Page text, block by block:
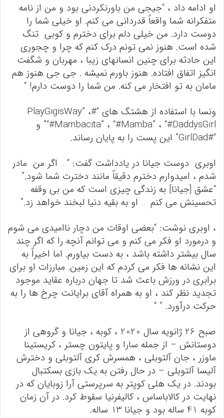
او ادامه داد ، “جیجی من باورنکردنی بود و من از نامه
متفکرانه شما واقعاً قدردانی می کنم. او خیلی شما را
دوست دارد. من خیلی دلم برای دخترم و کوبی تنگ
شده است. هنوز نمی تونم درک کنم که چرا و چجوری
این حادثه برای چنین انسانهای زیبا ، مهربان و شگفت
انگیز اتفاق افتاده. هنوز باورم نمیشه . جی جی هنوز هم
مامان به تو افتخار می کنه. من شما را دوست دارم! “
ونسا با استفاده از هشتگ های “#PlayGigisWay” ،
“#Mambacita” ، “#Mamba” ، “#DaddysGirl” و
“#GirlDad” این پست را به پایان رساند.
اوبری دوست جیانا در یادداشت گفت: “… اگر من مادر
شدم ، امیدوارم دخترم دقیقاً مانند دخترت شما شود.”
“عشق [جیانا] به زندگی چیزی است که من بی وقفه
تحسینش می کنم … او به بقیه دنیا لبخند خواهد زد.”
، اوبری نوشت: “بعضی اوقات من دچار ناامیدی می شوم
و درمورد او فکر می کنم و می توانم آنچه را که اگر چند
سال بیشتر داشته باشد ، به دست بیاورم. اما اخیراً به
این نشانه ها فکر می کردم که این زمین. مبارزات او برای
برابری در ورزش باعث شد تا جهان درباره عقاید موجود
تجدید نظر کند ، او به همراه آقای برایانت چرخ ها را به
حرکت درآورد. ” “
صبح 26 ژانویه سال 2020 ، کوبه ، جیانا و گروهی از
دوستانش – از جمله سارا و پایتون چستر ، کریستینا
ماوزر ، جان آلتوبلی ، همسرش کری آلتوبلی و دخترش
آلیسا آلتوبلی – در حال رفتن به یک بازی بسکتبال
بودند. در یک هلی کوپتر به سرپرستی آرا زوبایان که در
نهایت در کالاباساس ، کالیفرنیا سقوط کرد. در آن زمان
کوبه 41 ساله بود و جیانا 13 ساله.